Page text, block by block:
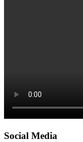
Social Media